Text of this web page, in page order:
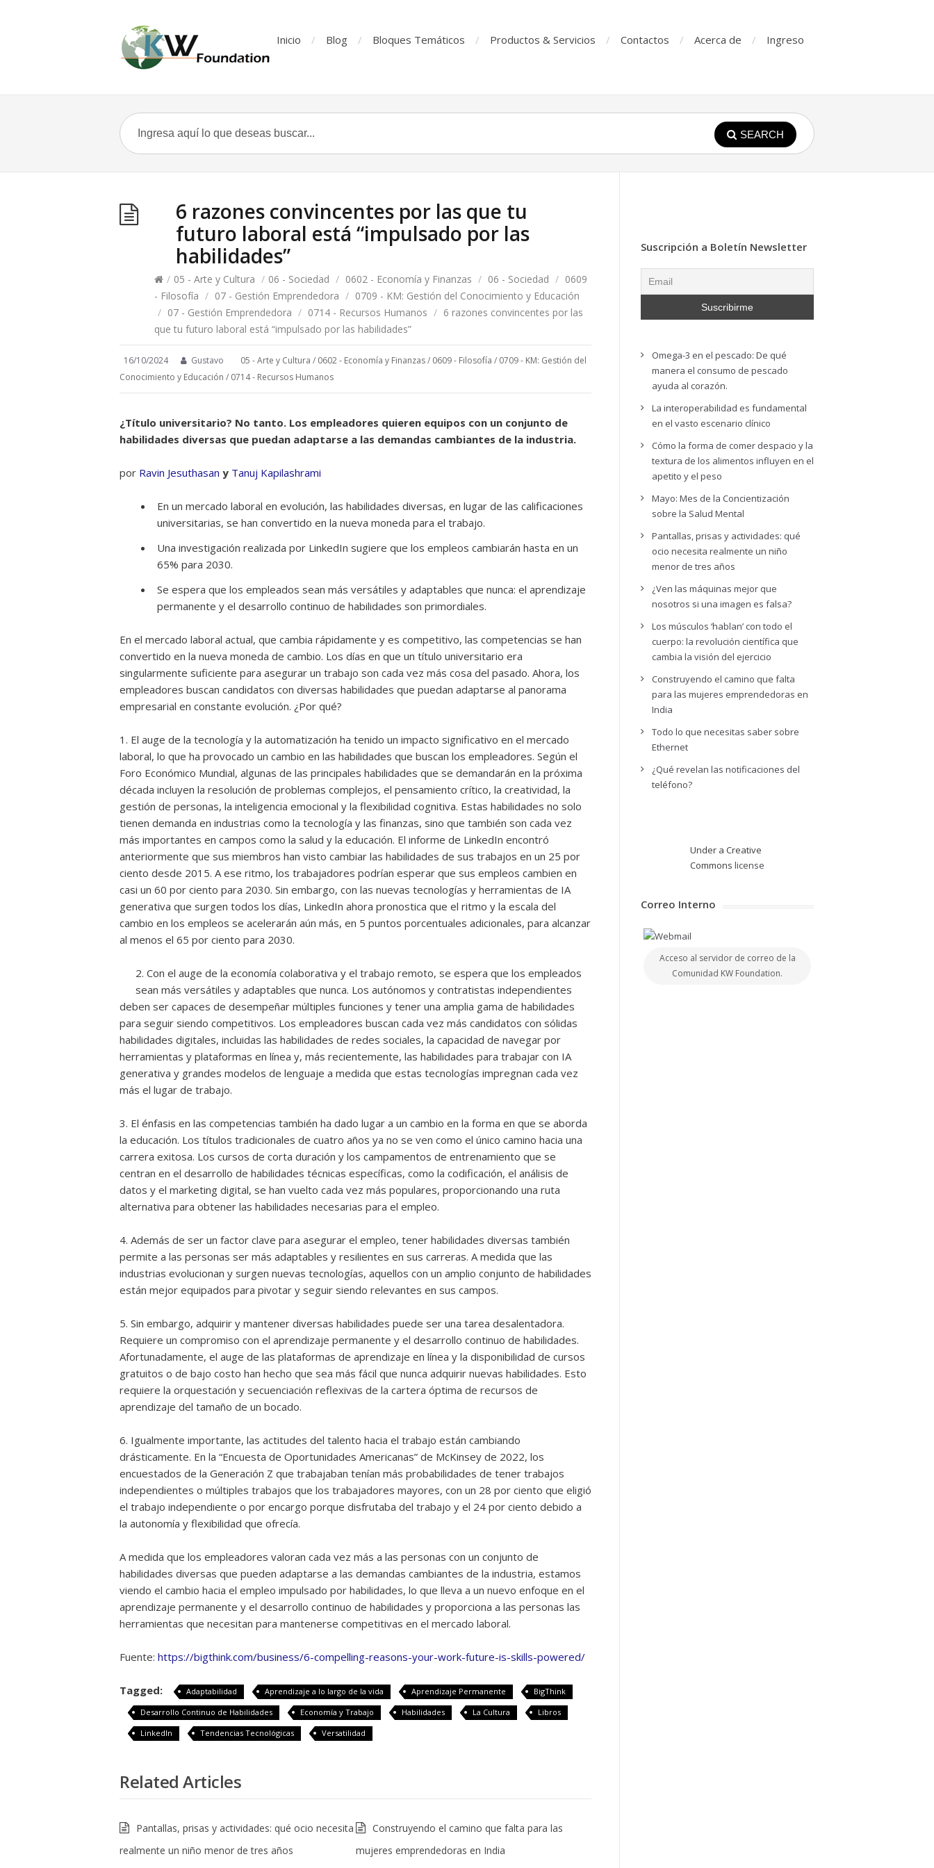
Inicio Blog Bloques Temáticos Productos & Servicios Contactos Acerca de Ingreso
SEARCH
6 razones convincentes por las que tu
futuro laboral está “impulsado por las
habilidades”
/ 05 - Arte y Cultura / 06 - Sociedad / 0602 - Economía y Finanzas / 06 - Sociedad / 0609
- Filosofía / 07 - Gestión Emprendedora / 0709 - KM: Gestión del Conocimiento y Educación
/ 07 - Gestión Emprendedora / 0714 - Recursos Humanos / 6 razones convincentes por las
que tu futuro laboral está “impulsado por las habilidades”
16/10/2024 Gustavo 05 - Arte y Cultura / 0602 - Economía y Finanzas/ 0609 - Filosofía / 0709 - KM: Gestión del
Conocimiento y Educación / 0714 - Recursos Humanos
¿Título universitario? No tanto. Los empleadores quieren equipos con un conjunto de
habilidades diversas que puedan adaptarse a las demandas cambiantes de la industria.
por Ravin Jesuthasan y Tanuj Kapilashrami
En un mercado laboral en evolución, las habilidades diversas, en lugar de las calificaciones
universitarias, se han convertido en la nueva moneda para el trabajo.
Una investigación realizada por LinkedIn sugiere que los empleos cambiarán hasta en un
65% para 2030.
Se espera que los empleados sean más versátiles y adaptables que nunca: el aprendizaje
permanente y el desarrollo continuo de habilidades son primordiales.
En el mercado laboral actual, que cambia rápidamente y es competitivo, las competencias se han
convertido en la nueva moneda de cambio. Los días en que un título universitario era
singularmente suficiente para asegurar un trabajo son cada vez más cosa del pasado. Ahora, los
empleadores buscan candidatos con diversas habilidades que puedan adaptarse al panorama
empresarial en constante evolución. ¿Por qué?
1. El auge de la tecnología y la automatización ha tenido un impacto significativo en el mercado
laboral, lo que ha provocado un cambio en las habilidades que buscan los empleadores. Según el
Foro Económico Mundial, algunas de las principales habilidades que se demandarán en la próxima
década incluyen la resolución de problemas complejos, el pensamiento crítico, la creatividad, la
gestión de personas, la inteligencia emocional y la flexibilidad cognitiva. Estas habilidades no solo
tienen demanda en industrias como la tecnología y las finanzas, sino que también son cada vez
más importantes en campos como la salud y la educación. El informe de LinkedIn encontró
anteriormente que sus miembros han visto cambiar las habilidades de sus trabajos en un 25 por
ciento desde 2015. A ese ritmo, los trabajadores podrían esperar que sus empleos cambien en
casi un 60 por ciento para 2030. Sin embargo, con las nuevas tecnologías y herramientas de IA
generativa que surgen todos los días, LinkedIn ahora pronostica que el ritmo y la escala del
cambio en los empleos se acelerarán aún más, en 5 puntos porcentuales adicionales, para alcanzar
al menos el 65 por ciento para 2030.
2. Con el auge de la economía colaborativa y el trabajo remoto, se espera que los empleados
sean más versátiles y adaptables que nunca. Los autónomos y contratistas independientes
deben ser capaces de desempeñar múltiples funciones y tener una amplia gama de habilidades
para seguir siendo competitivos. Los empleadores buscan cada vez más candidatos con sólidas
habilidades digitales, incluidas las habilidades de redes sociales, la capacidad de navegar por
herramientas y plataformas en línea y, más recientemente, las habilidades para trabajar con IA
generativa y grandes modelos de lenguaje a medida que estas tecnologías impregnan cada vez
más el lugar de trabajo.
3. El énfasis en las competencias también ha dado lugar a un cambio en la forma en que se aborda
la educación. Los títulos tradicionales de cuatro años ya no se ven como el único camino hacia una
carrera exitosa. Los cursos de corta duración y los campamentos de entrenamiento que se
centran en el desarrollo de habilidades técnicas específicas, como la codificación, el análisis de
datos y el marketing digital, se han vuelto cada vez más populares, proporcionando una ruta
alternativa para obtener las habilidades necesarias para el empleo.
4. Además de ser un factor clave para asegurar el empleo, tener habilidades diversas también
permite a las personas ser más adaptables y resilientes en sus carreras. A medida que las
industrias evolucionan y surgen nuevas tecnologías, aquellos con un amplio conjunto de habilidades
están mejor equipados para pivotar y seguir siendo relevantes en sus campos.
5. Sin embargo, adquirir y mantener diversas habilidades puede ser una tarea desalentadora.
Requiere un compromiso con el aprendizaje permanente y el desarrollo continuo de habilidades.
Afortunadamente, el auge de las plataformas de aprendizaje en línea y la disponibilidad de cursos
gratuitos o de bajo costo han hecho que sea más fácil que nunca adquirir nuevas habilidades. Esto
requiere la orquestación y secuenciación reflexivas de la cartera óptima de recursos de
aprendizaje del tamaño de un bocado.
6. Igualmente importante, las actitudes del talento hacia el trabajo están cambiando
drásticamente. En la “Encuesta de Oportunidades Americanas” de McKinsey de 2022, los
encuestados de la Generación Z que trabajaban tenían más probabilidades de tener trabajos
independientes o múltiples trabajos que los trabajadores mayores, con un 28 por ciento que eligió
el trabajo independiente o por encargo porque disfrutaba del trabajo y el 24 por ciento debido a
la autonomía y flexibilidad que ofrecía.
A medida que los empleadores valoran cada vez más a las personas con un conjunto de
habilidades diversas que pueden adaptarse a las demandas cambiantes de la industria, estamos
viendo el cambio hacia el empleo impulsado por habilidades, lo que lleva a un nuevo enfoque en el
aprendizaje permanente y el desarrollo continuo de habilidades y proporciona a las personas las
herramientas que necesitan para mantenerse competitivas en el mercado laboral.
Fuente: https://bigthink.com/business/6-compelling-reasons-your-work-future-is-skills-powered/
Tagged: Adaptabilidad Aprendizaje a lo largo de la vida Aprendizaje Permanente
BigThink
Desarrollo Continuo de Habilidades
Economía y Trabajo Habilidades La Cultura
Libros
LinkedIn
Tendencias Tecnológicas Versatilidad
Related Articles
Pantallas, prisas y actividades: qué ocio necesita
realmente un niño menor de tres años
Construyendo el camino que falta para las
mujeres emprendedoras en India
Suscripción a Boletín Newsletter
Omega-3 en el pescado: De qué
manera el consumo de pescado
ayuda al corazón.
La interoperabilidad es fundamental
en el vasto escenario clínico
Cómo la forma de comer despacio y la
textura de los alimentos influyen en el
apetito y el peso
Mayo: Mes de la Concientización
sobre la Salud Mental
Pantallas, prisas y actividades: qué
ocio necesita realmente un niño
menor de tres años
¿Ven las máquinas mejor que
nosotros si una imagen es falsa?
Los músculos ‘hablan’ con todo el
cuerpo: la revolución científica que
cambia la visión del ejercicio
Construyendo el camino que falta
para las mujeres emprendedoras en
India
Todo lo que necesitas saber sobre
Ethernet
¿Qué revelan las notificaciones del
teléfono?
Under a Creative
Commons license
Correo Interno
Acceso al servidor de correo de la
Comunidad KW Foundation.